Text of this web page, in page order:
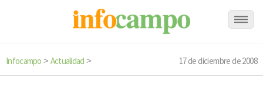
Infocampo > Actualidad > 17 de diciembre de 2008